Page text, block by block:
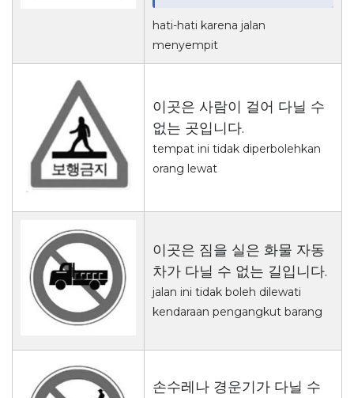
hati-hati karena jalan
menyempit
이곳은 사람이 걸어 다닐 수
없는 곳입니다.
tempat ini tidak diperbolehkan
orang lewat
이곳은 짐을 실은 화물 자동
차가 다닐 수 없는 길입니다.
jalan ini tidak boleh dilewati
kendaraan pengangkut barang
손수레나 경운기가 다닐 수